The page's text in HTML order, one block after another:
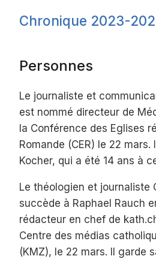
Chronique 2023-
Personnes
Le journaliste et
est nommé directeur de
la Conférence des Eglises
Romande (CER) le 22 mars.
Kocher, qui a été 14 ans à
Le théologien et journaliste
succède à Raphael Rauch
rédacteur en chef de
Centre des médias
(KMZ), le 22 mars. Il garde